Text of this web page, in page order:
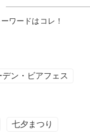
ワードはコレ！
デン・ビアフェス
七夕まつり